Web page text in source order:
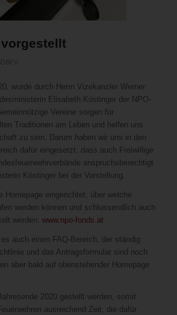
vorgestellt
wurde durch Herrn Vizekanzler Werner
Elisabeth Köstinger der NPO-
Vereine sorgen für
Traditionen am Leben und helfen uns
zu sein. Darum haben wir uns in den
dafür eingesetzt, dass auch Freiwillige
anspruchsberechtigt
Köstinger bei der Vorstellung.
Homepage eingerichtet, über welche
werden können und schlussendlich auch
werden: www.npo-fonds.at
auch einen FAQ-Bereich, der ständig
und das Antragsformular sind noch
aber bald auf obenstehender Homepage
2020 gestellt werden, somit
ausreichend Zeit, die dafür